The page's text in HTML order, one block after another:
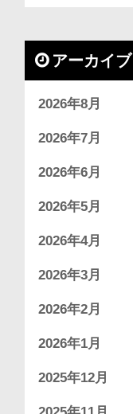
アーカイブ
2026年8月
2026年7月
2026年6月
2026年5月
2026年4月
2026年3月
2026年2月
2026年1月
2025年12月